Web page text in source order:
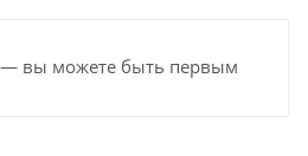
— вы можете быть первым